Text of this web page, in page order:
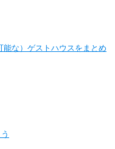
な）ゲストハウスをまとめ